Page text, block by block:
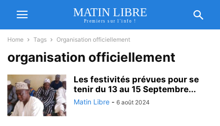
MATIN LIBRE
Premiers sur l'info !
Home Tags Organisation officiellement
organisation officiellement
Les festivités prévues pour se
tenir du 13 au 15 Septembre...
Matin Libre - 6 août 2024